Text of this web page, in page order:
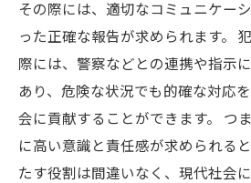
その際には、適切なコミュニケー
った正確な報告が求められます。
際には、警察などとの連携や指示
あり、危険な状況でも的確な対応
会に貢献することができます。 つ
に高い意識と責任感が求められる
たす役割は間違いなく、現代社会